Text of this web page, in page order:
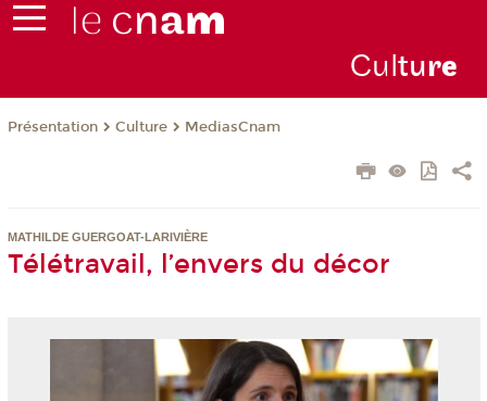
Culture
Présentation Culture MediasCnam
MATHILDE GUERGOAT-LARIVIÈRE
Télétravail, l’envers du décor